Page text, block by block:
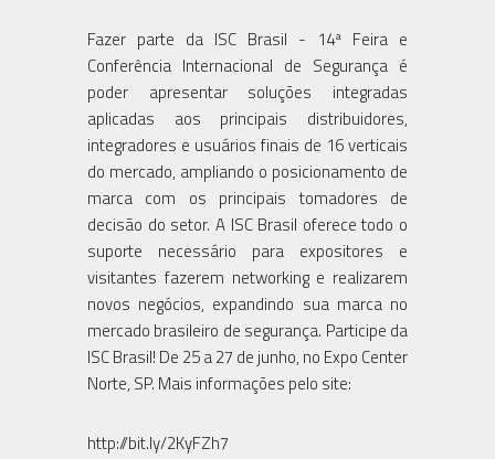
Fazer parte da ISC Brasil - 14ª Feira e
Conferência Internacional de Segurança é
poder apresentar soluções integradas
aplicadas aos principais distribuidores,
integradores e usuários finais de 16 verticais
do mercado, ampliando o posicionamento de
marca com os principais tomadores de
decisão do setor. A ISC Brasil oferece todo o
suporte necessário para expositores e
visitantes fazerem networking e realizarem
novos negócios, expandindo sua marca no
mercado brasileiro de segurança. Participe da
ISC Brasil! De 25 a 27 de junho, no Expo Center
Norte, SP. Mais informações pelo site:
http://bit.ly/2KyFZh7